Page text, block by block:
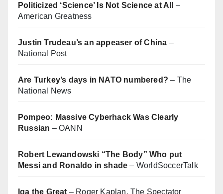
Politicized ‘Science’ Is Not Science at All
–
American Greatness
Justin Trudeau’s an appeaser of China –
National Post
Are Turkey’s days in NATO numbered? – The
National News
Pompeo: Massive Cyberhack Was Clearly
Russian – OANN
Robert Lewandowski “The Body” Who put
Messi and Ronaldo in shade – WorldSoccerTalk
Iga the Great – Roger Kaplan, The Spectator